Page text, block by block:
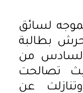
لسائق
بطالبة
من
تصالحت
عن